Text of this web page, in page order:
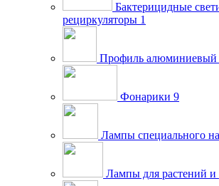
Бактерицидные
рециркуляторы 1
Профиль алюминиевый
Фонарики 9
Лампы специального
Лампы для растений и